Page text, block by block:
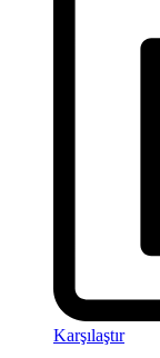
Karşılaştır